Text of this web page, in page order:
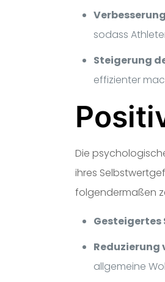
sodass
Steigerung
effizienter
Die
ihres
folgendermaßen
Gesteigertes
Reduzierung
allgemeine